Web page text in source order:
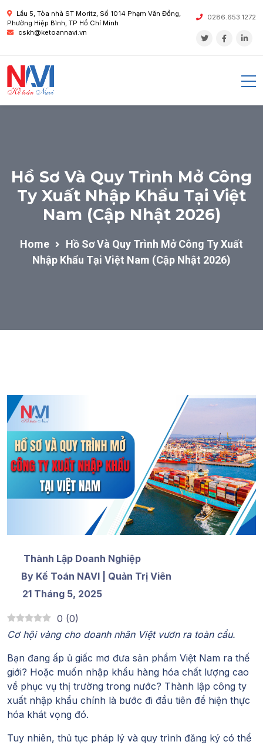
Lầu 5, Tòa nhà ST Moritz, Số 1014 Phạm Văn Đồng,
Phường Hiệp Bình, TP Hồ Chí Minh
cskh@ketoannavi.vn
0286.653.1272
Hồ Sơ Và Quy Trình Mở Công
Ty Xuất Nhập Khẩu Tại Việt
Nam (Cập Nhật 2026)
Home
Hồ Sơ Và Quy Trình Mở Công Ty Xuất
Nhập Khẩu Tại Việt Nam (Cập Nhật 2026)
Thành Lập Doanh Nghiệp
By Kế Toán NAVI | Quản Trị Viên
21 Tháng 5, 2025
0 (0)
Cơ hội vàng cho doanh nhân Việt vươn ra toàn cầu.
Bạn đang ấp ủ giấc mơ đưa sản phẩm Việt Nam ra thế
giới? Hoặc muốn nhập khẩu hàng hóa chất lượng cao
về phục vụ thị trường trong nước? Thành lập công ty
xuất nhập khẩu chính là bước đi đầu tiên để hiện thực
hóa khát vọng đó.
Tuy nhiên, thủ tục pháp lý và quy trình đăng ký có thể